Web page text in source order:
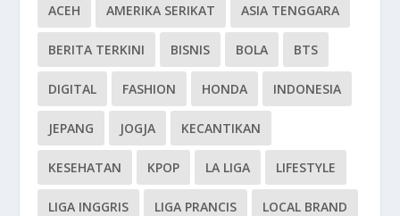
ACEH AMERIKA SERIKAT ASIA TENGGARA
BERITA TERKINI BISNIS BOLA BTS
DIGITAL FASHION HONDA INDONESIA
JEPANG JOGJA KECANTIKAN
KESEHATAN KPOP LA LIGA LIFESTYLE
LIGA INGGRIS LIGA PRANCIS LOCAL BRAND